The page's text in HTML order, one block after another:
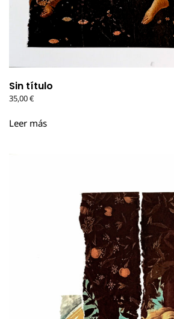
Sin título
35,00€
Leer más